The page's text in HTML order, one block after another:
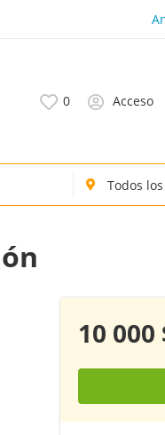
0 Acceso
10 000